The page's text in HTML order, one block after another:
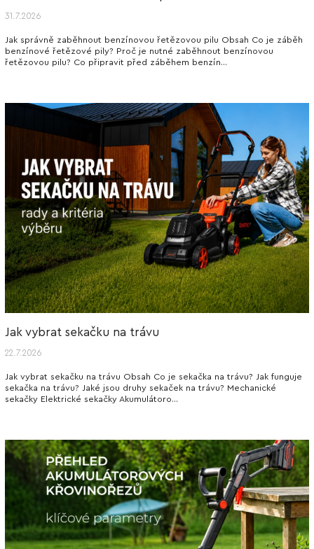
31.7.2026
Jak správně zaběhnout benzínovou řetězovou pilu Obsah Co je záběh
benzínové řetězové pily? Proč je nutné zaběhnout benzínovou
řetězovou pilu? Co připravit před záběhem benzín...
Jak vybrat sekačku na trávu
22.7.2026
Jak vybrat sekačku na trávu Obsah Co je sekačka na trávu? Jak funguje
sekačka na trávu? Jaké jsou druhy sekaček na trávu? Mechanické
sekačky Elektrické sekačky Akumulátoro...